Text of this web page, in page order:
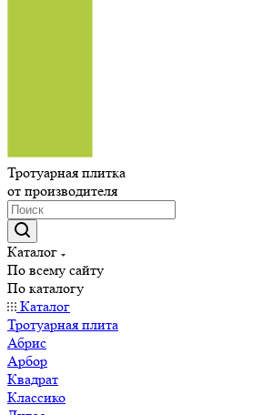
Тротуарная плитка
от производителя
Каталог
По всему сайту
По каталогу
Каталог
Тротуарная плита
Абрис
Арбор
Квадрат
Классико